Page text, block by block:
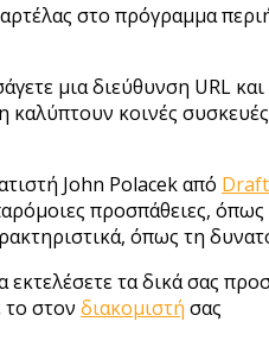
στο πρόγραμμα
μια διεύθυνση URL
καλύπτουν κοινές
John Polacek από
προσπάθειες, όπως
όπως τη
εκτελέσετε τα δικά σας
στον διακομιστή σας